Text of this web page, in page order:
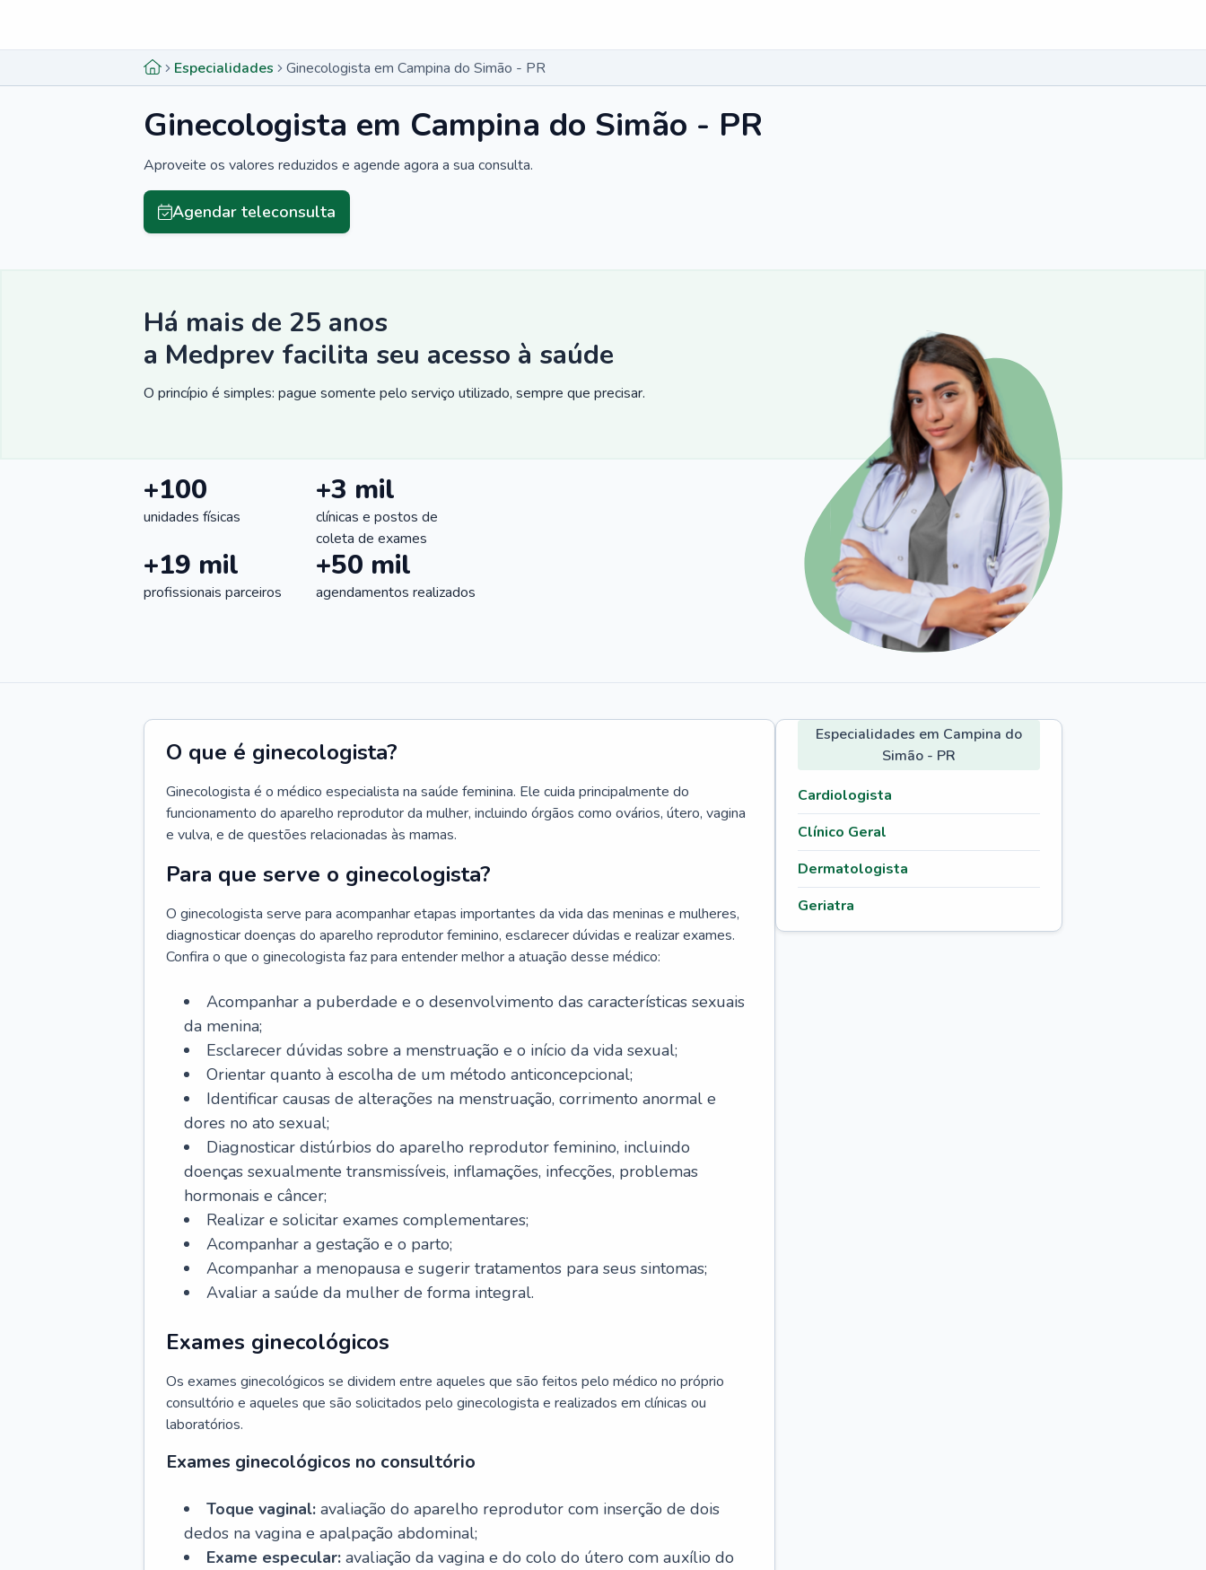
Especialidades Ginecologista em Campina do Simão - PR
Ginecologista em Campina do Simão - PR
Aproveite os valores reduzidos e agende agora a sua consulta.
Agendar teleconsulta
Há mais de 25 anos
a Medprev facilita seu acesso à saúde
O princípio é simples: pague somente pelo serviço utilizado, sempre que precisar.
+100
unidades físicas
+3 mil
clínicas e postos de
coleta de exames
+19 mil
profissionais parceiros
+50 mil
agendamentos realizados
O que é ginecologista?
Ginecologista é o médico especialista na saúde feminina. Ele cuida principalmente do
funcionamento do aparelho reprodutor da mulher, incluindo órgãos como ovários, útero, vagina
e vulva, e de questões relacionadas às mamas.
Para que serve o ginecologista?
O ginecologista serve para acompanhar etapas importantes da vida das meninas e mulheres,
diagnosticar doenças do aparelho reprodutor feminino, esclarecer dúvidas e realizar exames.
Confira o que o ginecologista faz para entender melhor a atuação desse médico:
Acompanhar a puberdade e o desenvolvimento das características sexuais
da menina;
Esclarecer dúvidas sobre a menstruação e o início da vida sexual;
Orientar quanto à escolha de um método anticoncepcional;
Identificar causas de alterações na menstruação, corrimento anormal e
dores no ato sexual;
Diagnosticar distúrbios do aparelho reprodutor feminino, incluindo
doenças sexualmente transmissíveis, inflamações, infecções, problemas
hormonais e câncer;
Realizar e solicitar exames complementares;
Acompanhar a gestação e o parto;
Acompanhar a menopausa e sugerir tratamentos para seus sintomas;
Avaliar a saúde da mulher de forma integral.
Exames ginecológicos
Os exames ginecológicos se dividem entre aqueles que são feitos pelo médico no próprio
consultório e aqueles que são solicitados pelo ginecologista e realizados em clínicas ou
laboratórios.
Exames ginecológicos no consultório
Toque vaginal: avaliação do aparelho reprodutor com inserção de dois
dedos na vagina e apalpação abdominal;
Exame especular: avaliação da vagina e do colo do útero com auxílio do
Especialidades em Campina do
Simão - PR
Cardiologista
Clínico Geral
Dermatologista
Geriatra